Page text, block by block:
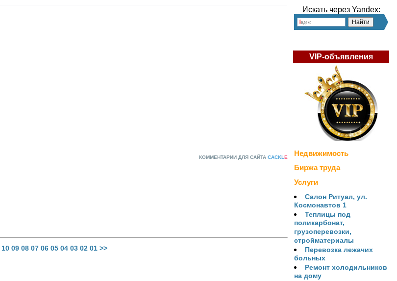
КОММЕНТАРИИ ДЛЯ САЙТА CACKL E
10 09 08 07 06 05 04 03 02 01 >>
Искать через Yandex:
VIP-объявления
Недвижимость
Биржа труда
Услуги
Салон Ритуал, ул.
Космонавтов 1
Теплицы под
поликарбонат,
грузоперевозки,
стройматериалы
Перевозка лежачих
больных
Ремонт холодильников
на дому